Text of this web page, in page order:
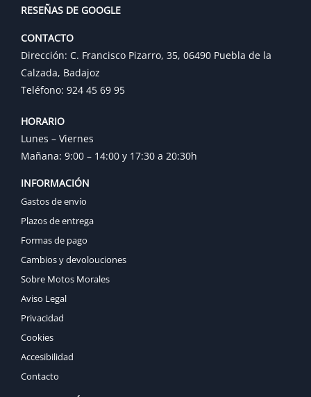
RESEÑAS DE GOOGLE
CONTACTO
Dirección: C. Francisco Pizarro, 35, 06490 Puebla de la
Calzada, Badajoz
Teléfono: 924 45 69 95
HORARIO
Lunes – Viernes
Mañana: 9:00 – 14:00 y 17:30 a 20:30h
INFORMACIÓN
Gastos de envío
Plazos de entrega
Formas de pago
Cambios y devolouciones
Sobre Motos Morales
Aviso Legal
Privacidad
Cookies
Accesibilidad
Contacto